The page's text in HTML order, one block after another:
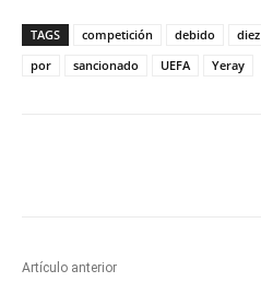
TAGS competición debido diez
por
sancionado UEFA Yeray
Artículo anterior